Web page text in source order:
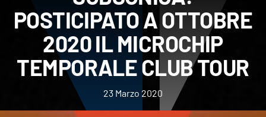
POSTICIPATO A OTTOBRE
2020 IL MICROCHIP
TEMPORALE CLUB TOUR
23 Marzo 2020